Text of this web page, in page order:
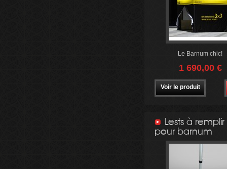
Le Barnum chic!
1 690,00 €
Voir le produit
Lests à remplir
pour barnum